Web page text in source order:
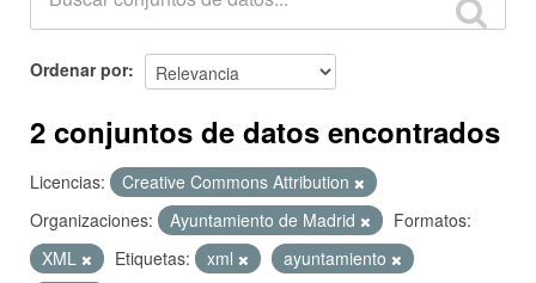
Ordenar por
2 conjuntos de datos encontrados
Licencias:
Creative Commons Attribution
Organizaciones:
Ayuntamiento de Madrid
Formatos:
XML
Etiquetas: xml
ayuntamiento